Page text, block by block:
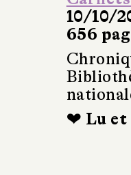
10/10/
656
❤ Lu et